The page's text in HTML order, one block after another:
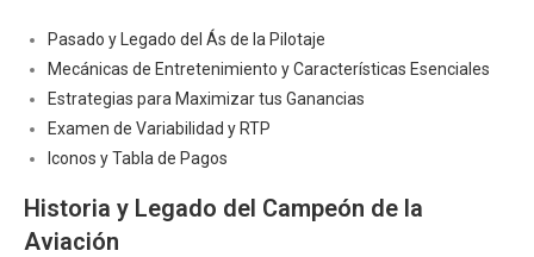
Pasado y Legado del Ás de la Pilotaje
Mecánicas de Entretenimiento y Características Esenciales
Estrategias para Maximizar tus Ganancias
Examen de Variabilidad y RTP
Iconos y Tabla de Pagos
Historia y Legado del Campeón de la
Aviación